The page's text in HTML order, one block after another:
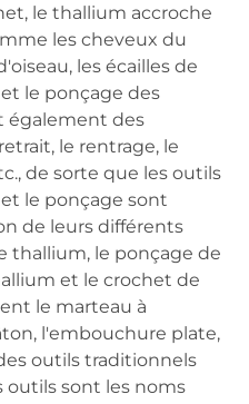
le thallium accroche
les cheveux du
les écailles de
le ponçage des
également des
le rentrage, le
de sorte que les outils
le ponçage sont
de leurs différents
thallium, le ponçage de
et le crochet de
le marteau à
l'embouchure plate,
outils traditionnels
outils sont les noms